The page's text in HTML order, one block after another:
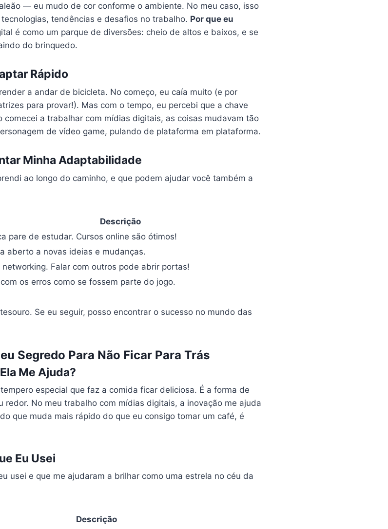
— eu mudo de cor conforme o ambiente. No meu caso, isso
tendências e desafios no trabalho. Por que eu
é como um parque de diversões: cheio de altos e baixos, e se
do brinquedo.
Rápido
a andar de bicicleta. No começo, eu caía muito (e por
para provar!). Mas com o tempo, eu percebi que a chave
comecei a trabalhar com mídias digitais, as coisas mudavam tão
de vídeo game, pulando de plataforma em plataforma.
Minha Adaptabilidade
ao longo do caminho, e que podem ajudar você também a
Descrição
pare de estudar. Cursos online são ótimos!
aberto a novas ideias e mudanças.
networking. Falar com outros pode abrir portas!
os erros como se fossem parte do jogo.
Se eu seguir, posso encontrar o sucesso no mundo das
Segredo Para Não Ficar Para Trás
Me Ajuda?
especial que faz a comida ficar deliciosa. É a forma de
redor. No meu trabalho com mídias digitais, a inovação me ajuda
que muda mais rápido do que eu consigo tomar um café, é
Eu Usei
usei e que me ajudaram a brilhar como uma estrela no céu da
Descrição